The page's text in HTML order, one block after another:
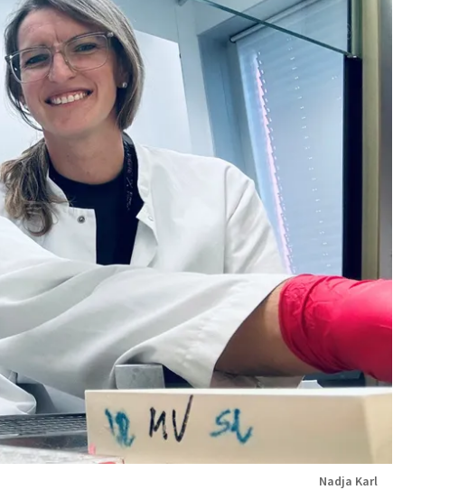
Nadja Karl